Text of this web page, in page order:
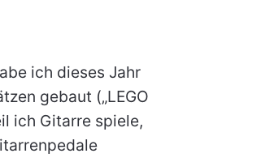
ich dieses Jahr
gebaut („LEGO
ich Gitarre spiele,